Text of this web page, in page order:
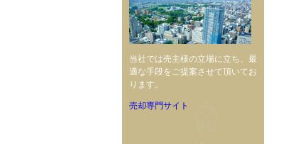
当社では売主様の立場に立ち、最
適な手段をご提案させて頂いてお
ります。
売却専門サイト